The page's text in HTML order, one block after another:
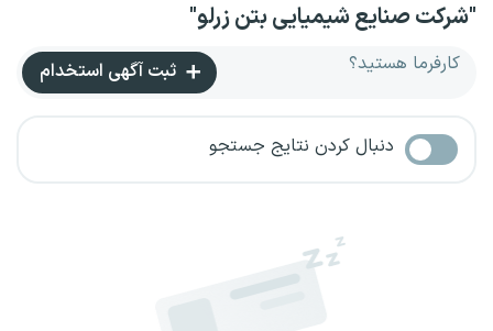
"شرکت صنایع شیمیایی بتن زرلو"
کارفرما هستید؟ ثبت آگهی استخدام
دنبال کردن نتایج جستجو